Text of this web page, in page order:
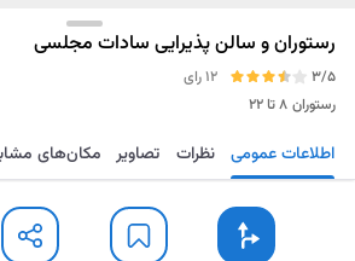
رستوران و سالن پذیرایی سادات مجلسی
3/5
12 رای
رستوران ۸ تا ۲۲
مسیریابی ذخیره ارسال اطلاعات عمومی نظرات تصاویر مکان‌های